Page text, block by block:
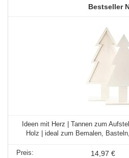
Ideen mit Herz | Tannen zum
Holz | ideal zum Bemalen,
14,97 €